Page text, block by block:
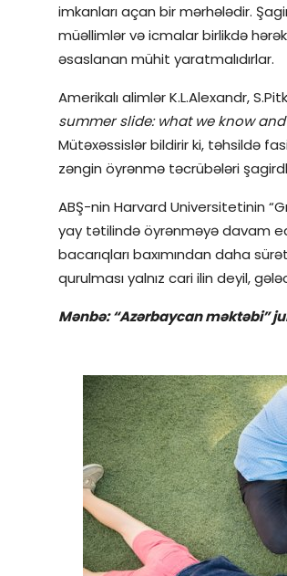
imkanları açan bir mərhələdir.
müəllimlər və icmalar birlikdə
əsaslanan mühit yaratmalıdırlar.
Amerikalı alimlər K.L.Alexandr,
summer slide: what we know
Mütəxəssislər bildirir ki, təhsildə
zəngin öyrənmə təcrübələri
ABŞ-nin Harvard Universitetinin
yay tətilində öyrənməyə davam
bacarıqları baxımından daha
qurulması yalnız cari ilin deyil,
Mənbə:“Azərbaycan məktəbi”